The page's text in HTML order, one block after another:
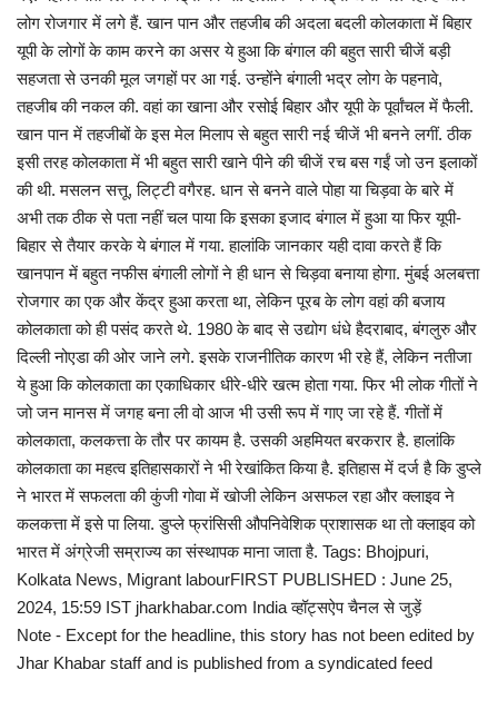
लोग रोजगार में लगे हैं. खान पान और तहजीब की अदला बदली कोलकाता में बिहार
यूपी के लोगों के काम करने का असर ये हुआ कि बंगाल की बहुत सारी चीजें बड़ी
सहजता से उनकी मूल जगहों पर आ गई. उन्होंने बंगाली भद्र लोग के पहनावे,
तहजीब की नकल की. वहां का खाना और रसोई बिहार और यूपी के पूर्वांचल में फैली.
खान पान में तहजीबों के इस मेल मिलाप से बहुत सारी नई चीजें भी बनने लगीं. ठीक
इसी तरह कोलकाता में भी बहुत सारी खाने पीने की चीजें रच बस गईं जो उन इलाकों
की थी. मसलन सत्तू, लिट्टी वगैरह. धान से बनने वाले पोहा या चिड़वा के बारे में
अभी तक ठीक से पता नहीं चल पाया कि इसका इजाद बंगाल में हुआ या फिर यूपी-
बिहार से तैयार करके ये बंगाल में गया. हालांकि जानकार यही दावा करते हैं कि
खानपान में बहुत नफीस बंगाली लोगों ने ही धान से चिड़वा बनाया होगा. मुंबई अलबत्ता
रोजगार का एक और केंद्र हुआ करता था, लेकिन पूरब के लोग वहां की बजाय
कोलकाता को ही पसंद करते थे. 1980 के बाद से उद्योग धंधे हैदराबाद, बंगलुरु और
दिल्ली नोएडा की ओर जाने लगे. इसके राजनीतिक कारण भी रहे हैं, लेकिन नतीजा
ये हुआ कि कोलकाता का एकाधिकार धीरे-धीरे खत्म होता गया. फिर भी लोक गीतों ने
जो जन मानस में जगह बना ली वो आज भी उसी रूप में गाए जा रहे हैं. गीतों में
कोलकाता, कलकत्ता के तौर पर कायम है. उसकी अहमियत बरकरार है. हालांकि
कोलकाता का महत्व इतिहासकारों ने भी रेखांकित किया है. इतिहास में दर्ज है कि डुप्ले
ने भारत में सफलता की कुंजी गोवा में खोजी लेकिन असफल रहा और क्लाइव ने
कलकत्ता में इसे पा लिया. डुप्ले फ्रांसिसी औपनिवेशिक प्राशासक था तो क्लाइव को
भारत में अंग्रेजी सम्राज्य का संस्थापक माना जाता है. Tags: Bhojpuri,
Kolkata News, Migrant labourFIRST PUBLISHED : June 25,
2024, 15:59 IST jharkhabar.com India व्हॉट्सऐप चैनल से जुड़ें
Note - Except for the headline, this story has not been edited by
Jhar Khabar staff and is published from a syndicated feed